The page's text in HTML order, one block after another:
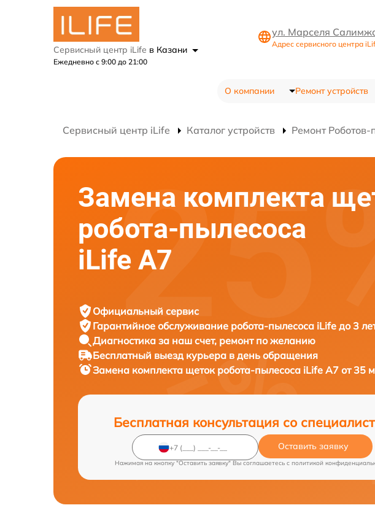
Сервисный центр iLife в Казани
Ежедневно с 9:00 до 21:00
ул. Марселя
Адрес сервисного центра
О компании Ремонт устройств
Сервисный центр iLife Каталог устройств Ремонт Роботов-
Замена комплекта
робота-пылесоса
iLife A7
Официальный сервис
Гарантийное обслуживание робота-пылесоса iLife до 3
Диагностика за наш счет, ремонт по желанию
Бесплатный выезд курьера в день обращения
Замена комплекта щеток робота-пылесоса iLife A7 от 35
Бесплатная консультация со
Оставить заявку
Нажимая на кнопку "Оставить заявку" Вы соглашаетесь c политикой